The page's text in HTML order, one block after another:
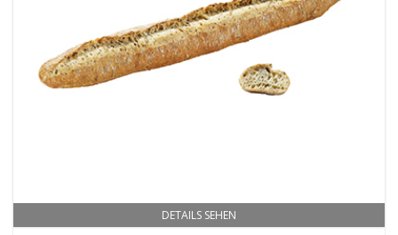
DETAILS SEHEN